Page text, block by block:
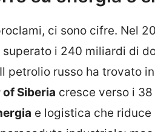
ci sono cifre. Nel
superato i 240 miliardi di
petrolio russo ha trovato
of Siberia cresce verso i
e logistica che